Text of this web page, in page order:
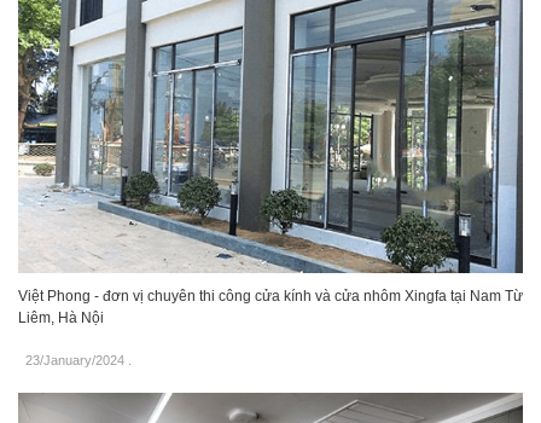
Việt Phong - đơn vị chuyên thi công cửa kính và cửa nhôm Xingfa tại Nam Từ
Liêm, Hà Nội
23/January/2024